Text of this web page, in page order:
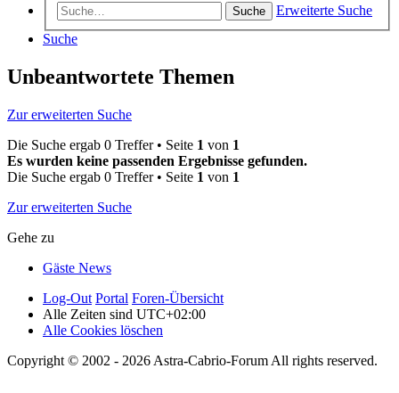
Suche
Erweiterte Suche
Suche
Unbeantwortete Themen
Zur erweiterten Suche
Die Suche ergab 0 Treffer • Seite 1 von 1
Es wurden keine passenden Ergebnisse gefunden.
Die Suche ergab 0 Treffer • Seite 1 von 1
Zur erweiterten Suche
Gehe zu
Gäste News
Log-Out Portal Foren-Übersicht
Alle Zeiten sind UTC+02:00
Alle Cookies löschen
Copyright © 2002 - 2026 Astra-Cabrio-Forum All rights reserved.